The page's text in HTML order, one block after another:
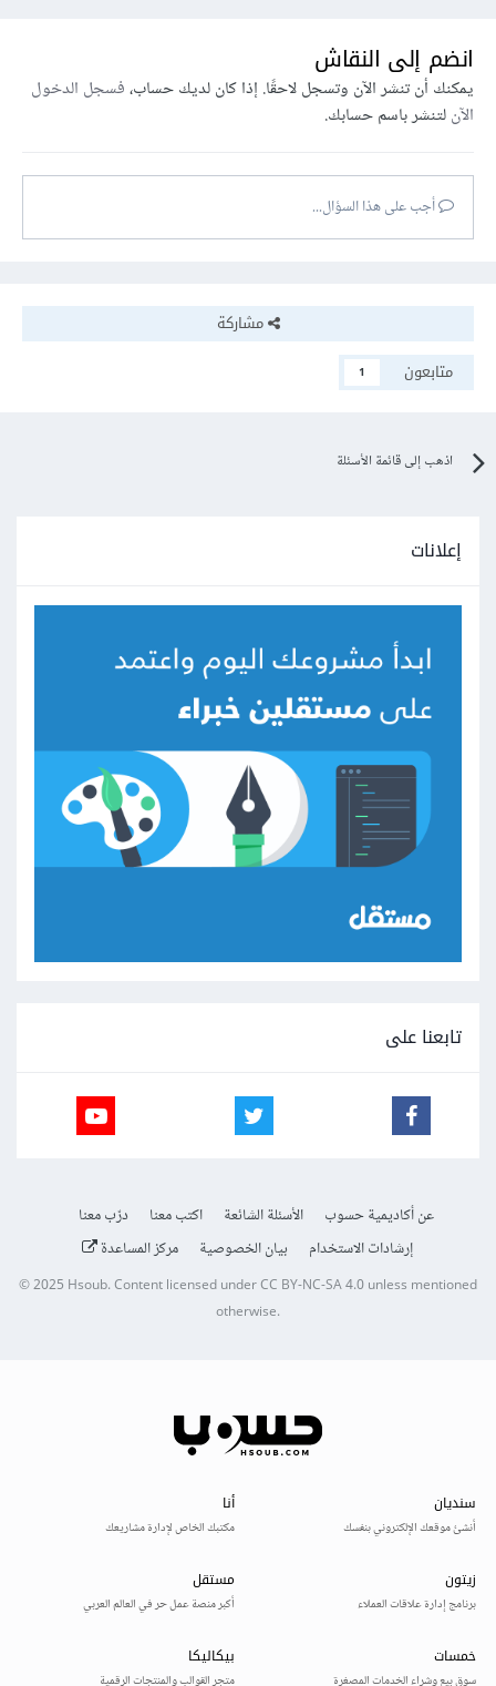
انضم إلى النقاش
يمكنك أن تنشر الآن وتسجل لاحقًا. إذا كان لديك حساب،فسجل الدخول
الآنلتنشر باسم حسابك.
أجب على هذا السؤال...
مشاركة
متابعون
1
اذهب إلى قائمة الأسئلة
إعلانات
تابعنا على
عن أكاديمية حسوب الأسئلة الشائعة اكتب معنا
درّب معنا
إرشادات الاستخدام
بيان الخصوصية مركز المساعدة
© 2025Hsoub.Content licensed underCC BY-NC-SA 4.0unless mentioned
otherwise.